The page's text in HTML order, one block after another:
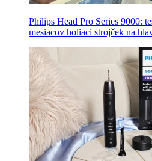
Philips Head Pro Series 9000:
mesiacov holiaci strojček na